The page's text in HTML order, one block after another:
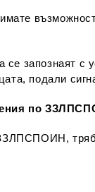
запознаят с
подали
по